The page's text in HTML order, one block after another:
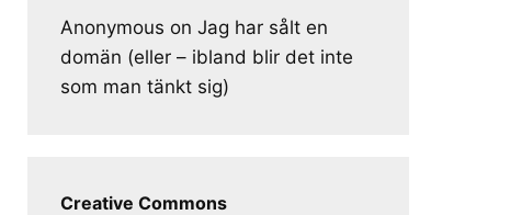
Anonymous on Jag har sålt en
domän (eller – ibland blir det inte
som man tänkt sig)
Creative Commons